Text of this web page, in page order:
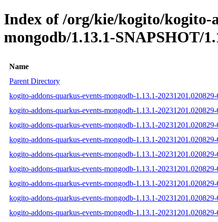
Index of /org/kie/kogito/kogito-
mongodb/1.13.1-SNAPSHOT/
Name
Parent Directory
kogito-addons-quarkus-events-mongodb-1.13.1-20231201.020829-
kogito-addons-quarkus-events-mongodb-1.13.1-
kogito-addons-quarkus-events-mongodb-1.13.1-20231201.020829-
kogito-addons-quarkus-events-mongodb-1.13.1-20231201.020829-
kogito-addons-quarkus-events-mongodb-1.13.1-20231201.020829-
kogito-addons-quarkus-events-mongodb-1.13.1-20231201.020829-
kogito-addons-quarkus-events-mongodb-1.13.1-20231201.020829-
kogito-addons-quarkus-events-mongodb-1.13.1-20231201.020829-
kogito-addons-quarkus-events-mongodb-1.13.1-20231201.020829-